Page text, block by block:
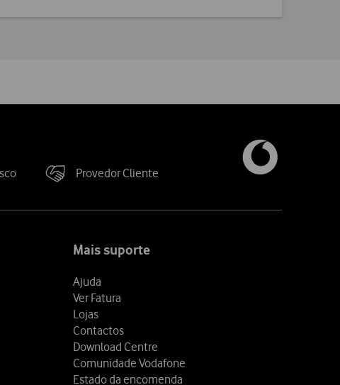
Provedor Cliente
Mais suporte
Ajuda
Ver Fatura
Lojas
Contactos
Download Centre
Comunidade Vodafone
Estado da encomenda